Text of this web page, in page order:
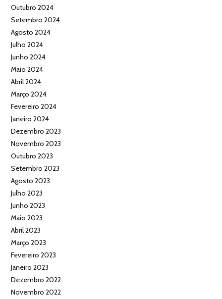
Outubro 2024
Setembro 2024
Agosto 2024
Julho 2024
Junho 2024
Maio 2024
Abril 2024
Março 2024
Fevereiro 2024
Janeiro 2024
Dezembro 2023
Novembro 2023
Outubro 2023
Setembro 2023
Agosto 2023
Julho 2023
Junho 2023
Maio 2023
Abril 2023
Março 2023
Fevereiro 2023
Janeiro 2023
Dezembro 2022
Novembro 2022